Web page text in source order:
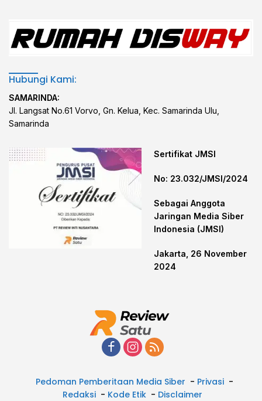
Hubungi Kami:
SAMARINDA:
Jl. Langsat No.61 Vorvo, Gn. Kelua, Kec. Samarinda Ulu,
Samarinda
Sertifikat JMSI
No: 23.032/JMSI/2024
Sebagai Anggota
Jaringan Media Siber
Indonesia (JMSI)
Jakarta, 26 November
2024
Pedoman Pemberitaan Media Siber
Privasi
Redaksi
Kode Etik Disclaimer